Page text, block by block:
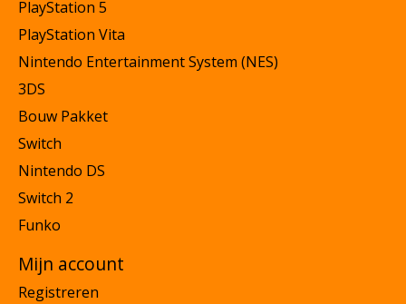
PlayStation 5
PlayStation Vita
Nintendo Entertainment System (NES)
3DS
Bouw Pakket
Switch
Nintendo DS
Switch 2
Funko
Mijn account
Registreren